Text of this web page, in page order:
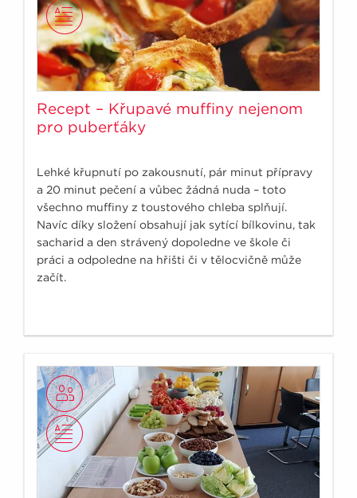
Recept – Křupavé muffiny nejenom
pro puberťáky
Lehké křupnutí po zakousnutí, pár minut přípravy
a 20 minut pečení a vůbec žádná nuda – toto
všechno muffiny z toustového chleba splňují.
Navíc díky složení obsahují jak sytící bílkovinu, tak
sacharid a den strávený dopoledne ve škole či
práci a odpoledne na hřišti či v tělocvičně může
začít.